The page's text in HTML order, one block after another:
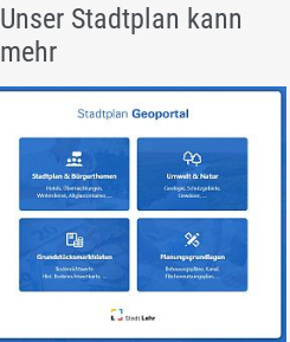
Unser Stadtplan kann
mehr